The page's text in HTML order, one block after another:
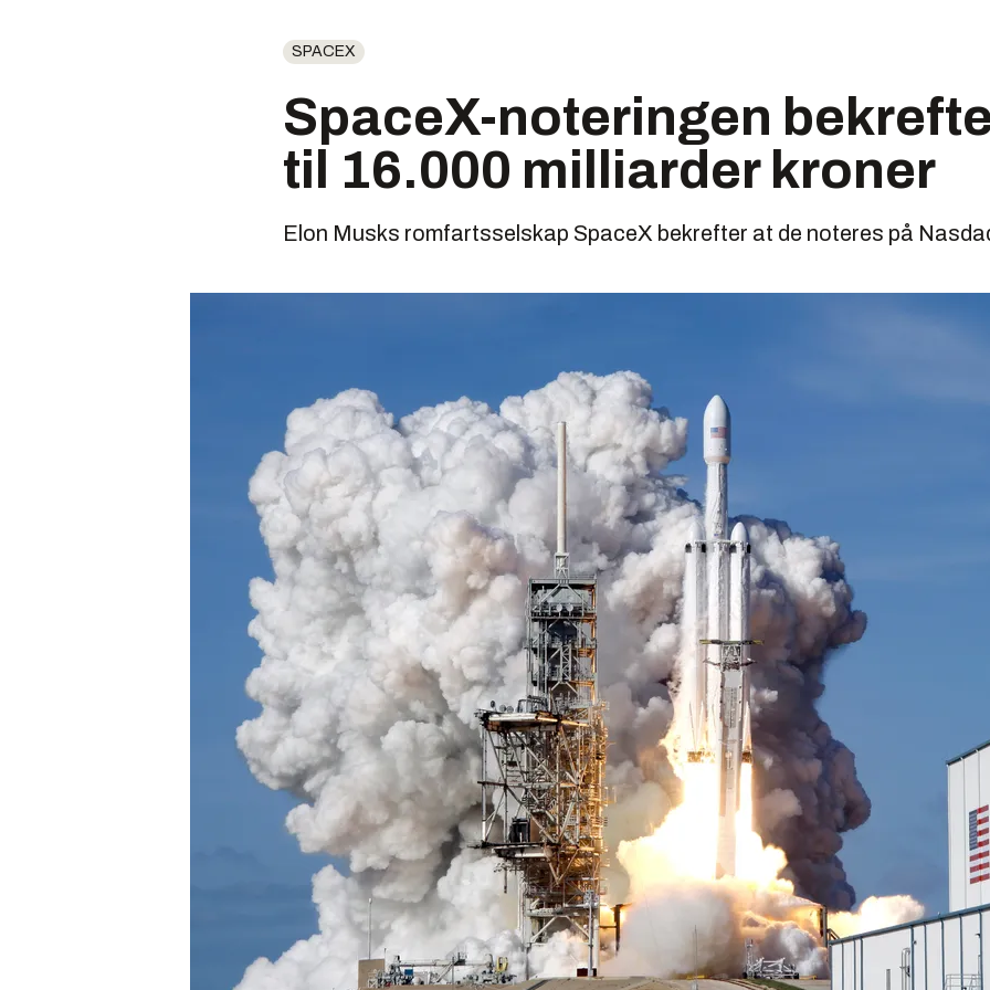
SPACEX
SpaceX-noteringen
til 16.000 milliarder kroner
Elon Musks romfartsselskap SpaceX bekrefter at de noteres på